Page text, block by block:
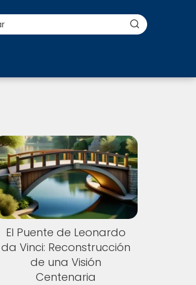
El Puente de Leonardo
da Vinci: Reconstrucción
de una Visión
Centenaria